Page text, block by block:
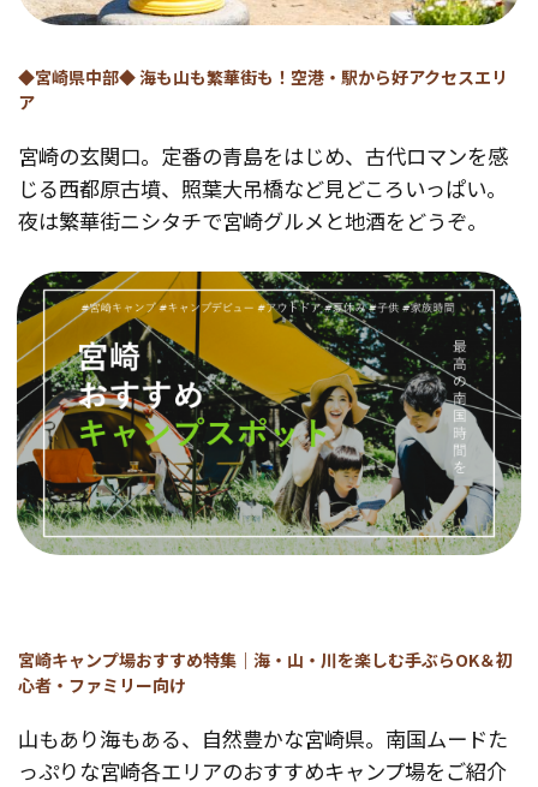
◆宮崎県中部◆ 海も山も繁華街も！空港・駅から好アクセスエリ
ア
宮崎の玄関口。定番の青島をはじめ、古代ロマンを感
じる西都原古墳、照葉大吊橋など見どころいっぱい。
夜は繁華街ニシタチで宮崎グルメと地酒をどうぞ。
宮崎キャンプ場おすすめ特集｜海・山・川を楽しむ手ぶらOK＆初
心者・ファミリー向け
山もあり海もある、自然豊かな宮崎県。南国ムードた
っぷりな宮崎各エリアのおすすめキャンプ場をご紹介